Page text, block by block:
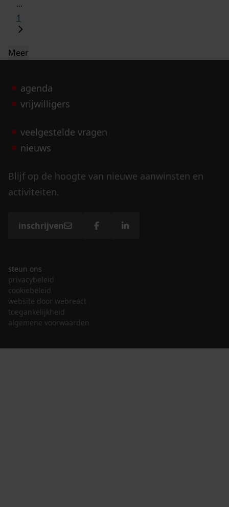
...
1
Meer
agenda
vrijwilligers
veelgestelde vragen
nieuws
Blijf op de hoogte van nieuwe aanwinsten en
activiteiten.
inschrijven
steun ons
privacybeleid
cookiebeleid
website door webreact
toegankelijkheid
algemene voorwaarden